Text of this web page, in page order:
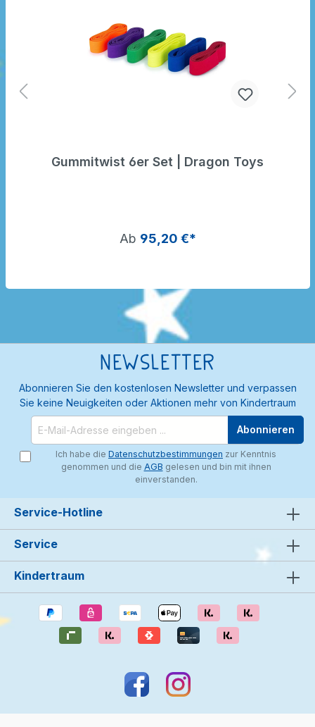
Gummitwist 6er Set | Dragon Toys
Ab 95,20 €*
Newsletter
Abonnieren Sie den kostenlosen Newsletter und verpassen
Sie keine Neuigkeiten oder Aktionen mehr von Kindertraum
Abonnieren
Ich habe die Datenschutzbestimmungen zur Kenntnis
genommen und die AGB gelesen und bin mit ihnen
einverstanden.
Service-Hotline
Service
Kindertraum